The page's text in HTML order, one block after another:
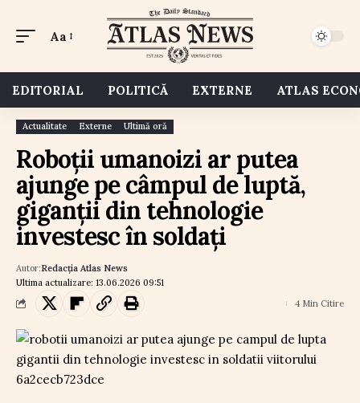
Aa
EDITORIAL POLITICĂ EXTERNE ATLAS
Actualitate Externe Ultimă oră
Roboții umanoizi ar putea
ajunge pe câmpul de luptă,
giganții din tehnologie
investesc în soldați
Ultima actualizare: 13.06.2026 09:51
Autor:Redacția Atlas News
4 Min Citire